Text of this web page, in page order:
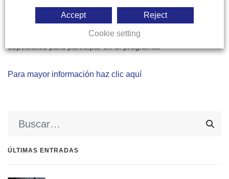
Además, las empresas asociadas a ACICAE y AIC-
Automotive Intelligence Center cuentan con condiciones
especiales para participar en el programa.
Para mayor información haz clic aquí
ÚLTIMAS ENTRADAS
Accept Reject
Cookie setting